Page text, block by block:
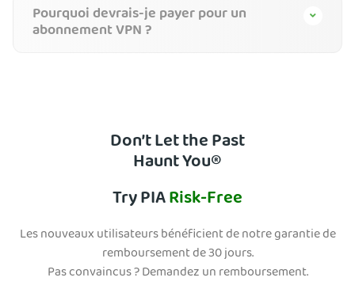
Pourquoi devrais-je payer pour un
abonnement VPN ?
Don’t Let the Past
Haunt You®
Try PIARisk-Free
Les nouveaux utilisateurs bénéficient de notre garantie de
remboursement de 30 jours.
Pas convaincus ? Demandez un remboursement.